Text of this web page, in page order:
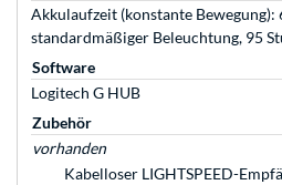
Akkulaufzeit (konstante Bewegung):
standardmäßiger Beleuchtung, 95
Software
Logitech G HUB
Zubehör
vorhanden
Kabelloser LIGHTSPEED-